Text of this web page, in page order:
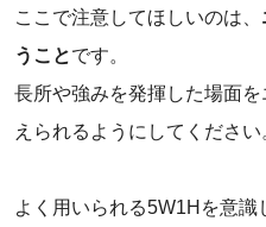
ここで注意してほしいのは、
うことです。
長所や強みを発揮した場面
えられるようにしてください
よく用いられる5W1Hを意